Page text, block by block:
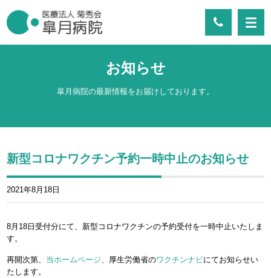
お知らせ
皐月病院の最新情報をお届けしております。
新型コロナワクチン予約一時中止のお知らせ
2021年8月18日
8月18日受付分にて、新型コロナワクチンの予約受付を一時中止いたしま
す。
再開次第、 当ホームページ、厚生労働省のワクチンナビにてお知らせい
たします。